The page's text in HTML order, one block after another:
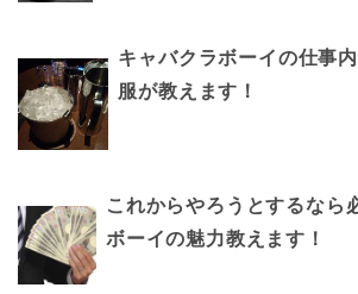
キャバクラボーイの仕事
服が教えます！
これからやろうとするなら
ボーイの魅力教えます！